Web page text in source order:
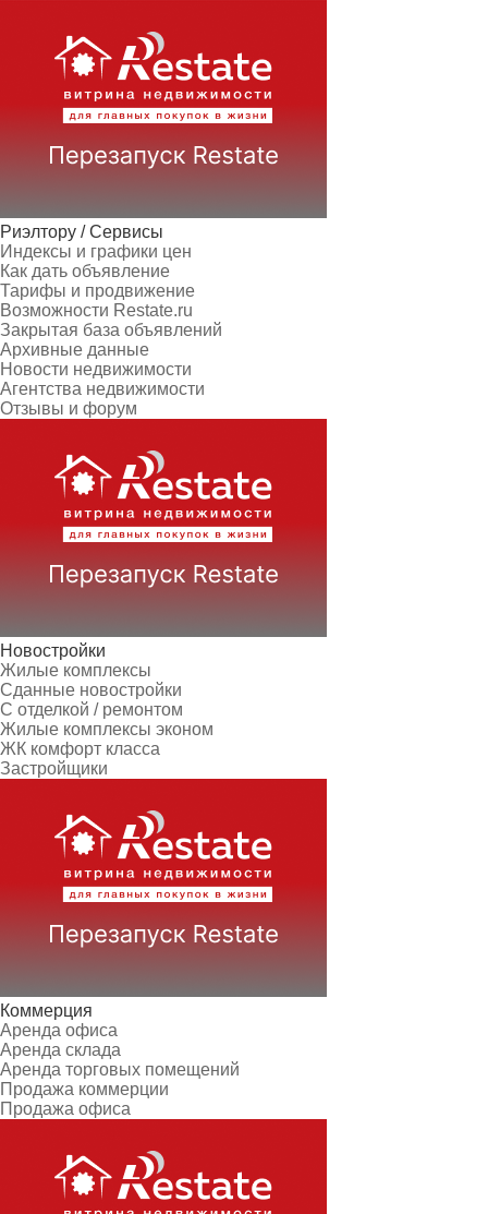
Риэлтору / Сервисы
Индексы и графики цен
Как дать объявление
Тарифы и продвижение
Возможности Restate.ru
Закрытая база объявлений
Архивные данные
Новости недвижимости
Агентства недвижимости
Отзывы и форум
Новостройки
Жилые комплексы
Сданные новостройки
С отделкой / ремонтом
Жилые комплексы эконом
ЖК комфорт класса
Застройщики
Коммерция
Аренда офиса
Аренда склада
Аренда торговых помещений
Продажа коммерции
Продажа офиса